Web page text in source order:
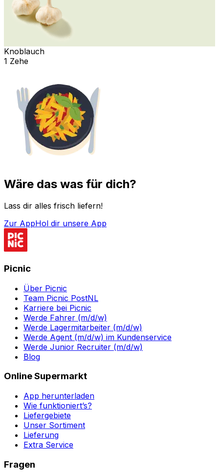
Knoblauch
1 Zehe
Wäre das was für dich?
Lass dir alles frisch liefern!
Zur AppHol dir unsere App
Picnic
Über Picnic
Team Picnic PostNL
Karriere bei Picnic
Werde Fahrer (m/d/w)
Werde Lagermitarbeiter (m/d/w)
Werde Agent (m/d/w) im Kundenservice
Werde Junior Recruiter (m/d/w)
Blog
Online Supermarkt
App herunterladen
Wie funktioniert’s?
Liefergebiete
Unser Sortiment
Lieferung
Extra Service
Fragen